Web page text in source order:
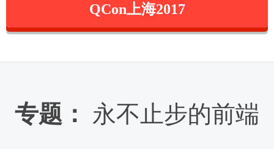
QCon上海2017
专题： 永不止步的前端